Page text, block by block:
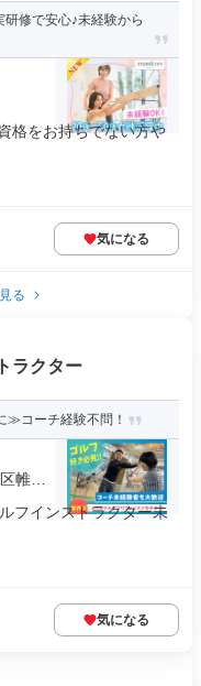
研修で安心♪未経験から
格をお持ちでない方や
気になる
る
ラクター
≫コーチ経験不問！
帷子
フインストラクター未
気になる